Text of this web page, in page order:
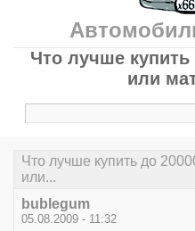
Что лучше
или
Что лучше купить до
или...
bublegum
05.08.2009 - 11:32